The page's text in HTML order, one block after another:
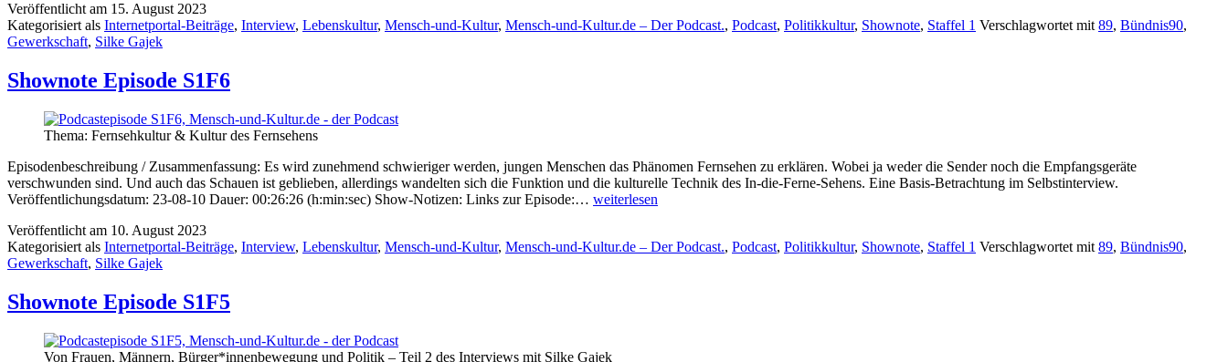
Veröffentlicht am 15. August 2023
Kategorisiert als Internetportal-Beiträge, Interview, Lebenskultur, Mensch-und-Kultur, Mensch-und-Kultur.de – Der Podcast., Podcast, Politikkultur, Shownote, Staffel 1 Verschlagwortet mit 89, Bündnis90,
Gewerkschaft, Silke Gajek
Shownote Episode S1F6
Thema: Fernsehkultur & Kultur des Fernsehens
Episodenbeschreibung / Zusammenfassung: Es wird zunehmend schwieriger werden, jungen Menschen das Phänomen Fernsehen zu erklären. Wobei ja weder die Sender noch die Empfangsgeräte
verschwunden sind. Und auch das Schauen ist geblieben, allerdings wandelten sich die Funktion und die kulturelle Technik des In-die-Ferne-Sehens. Eine Basis-Betrachtung im Selbstinterview.
Veröffentlichungsdatum: 23-08-10 Dauer: 00:26:26 (h:min:sec) Show-Notizen: Links zur Episode:… Shownote
weiterlesen
Veröffentlicht am 10. August 2023
Kategorisiert als Internetportal-Beiträge, Interview, Lebenskultur, Mensch-und-Kultur, Mensch-und-Kultur.de – Der Podcast., Podcast, Politikkultur, Shownote, Staffel 1 Verschlagwortet mit 89, Bündnis90,
Gewerkschaft, Silke Gajek
Shownote Episode S1F5
Von Frauen, Männern, Bürger*innenbewegung und Politik – Teil 2 des Interviews mit Silke Gajek